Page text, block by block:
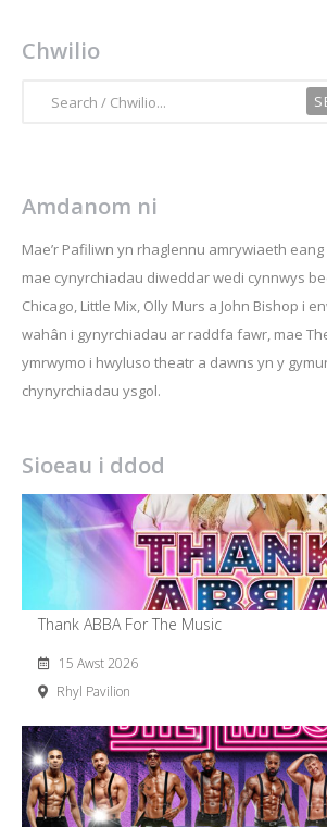
Chwilio
Amdanom ni
Mae’r Pafiliwn yn rhaglennu amrywiaeth
mae cynyrchiadau diweddar wedi cynnwys
Chicago, Little Mix, Olly Murs a John Bishop i
wahân i gynyrchiadau ar raddfa fawr, mae
ymrwymo i hwyluso theatr a dawns yn y
chynyrchiadau ysgol.
Sioeau i ddod
Thank ABBA For The Music
15 Awst 2026
Rhyl Pavilion